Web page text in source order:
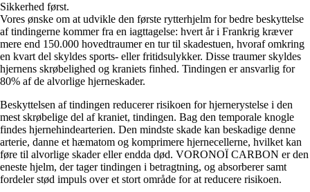
Sikkerhed først.
Vores ønske om at udvikle den første rytterhjelm for bedre beskyttelse
af tindingerne kommer fra en iagttagelse: hvert år i Frankrig kræver
mere end 150.000 hovedtraumer en tur til skadestuen, hvoraf omkring
en kvart del skyldes sports- eller fritidsulykker. Disse traumer skyldes
hjernens skrøbelighed og kraniets finhed. Tindingen er ansvarlig for
80% af de alvorlige hjerneskader.
Beskyttelsen af tindingen reducerer risikoen for hjernerystelse i den
mest skrøbelige del af kraniet, tindingen. Bag den temporale knogle
findes hjernehindearterien. Den mindste skade kan beskadige denne
arterie, danne et hæmatom og komprimere hjernecellerne, hvilket kan
føre til alvorlige skader eller endda død. VORONOÏ CARBON er den
eneste hjelm, der tager tindingen i betragtning, og absorberer samt
fordeler stød impuls over et stort område for at reducere risikoen.